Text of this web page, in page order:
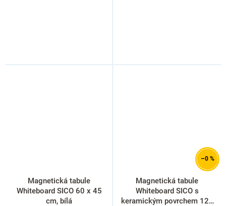
Magnetická tabule
Whiteboard SICO 60 x 45
cm, bílá
–0 %
Magnetická tabule
Whiteboard SICO s
keramickým povrchem 120